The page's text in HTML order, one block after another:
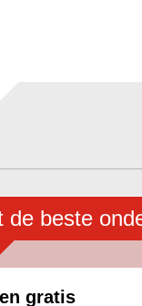
de beste
gratis